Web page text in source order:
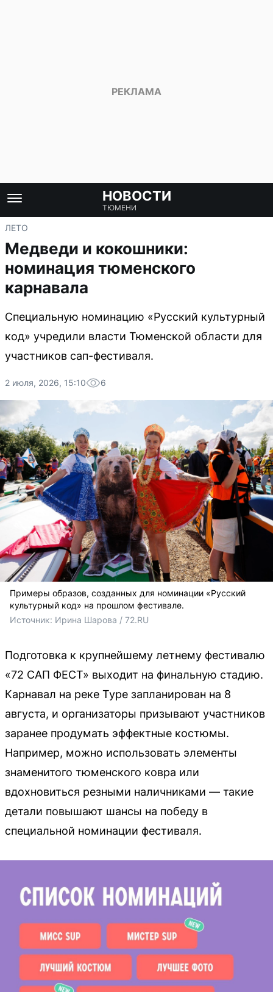
НОВОСТИ
ТЮМЕНИ
ЛЕТО
Медведи и кокошники:
номинация тюменского
карнавала
Специальную номинацию «Русский культурный
код» учредили власти Тюменской области для
участников сап-фестиваля.
2 июля, 2026, 15:10 6
Примеры образов, созданных для номинации «Русский
культурный код» на прошлом фестивале.
Источник: Ирина Шарова / 72.RU
Подготовка к крупнейшему летнему фестивалю
«72 САП ФЕСТ» выходит на финальную стадию.
Карнавал на реке Туре запланирован на 8
августа, и организаторы призывают участников
заранее продумать эффектные костюмы.
Например, можно использовать элементы
знаменитого тюменского ковра или
вдохновиться резными наличниками — такие
детали повышают шансы на победу в
специальной номинации фестиваля.